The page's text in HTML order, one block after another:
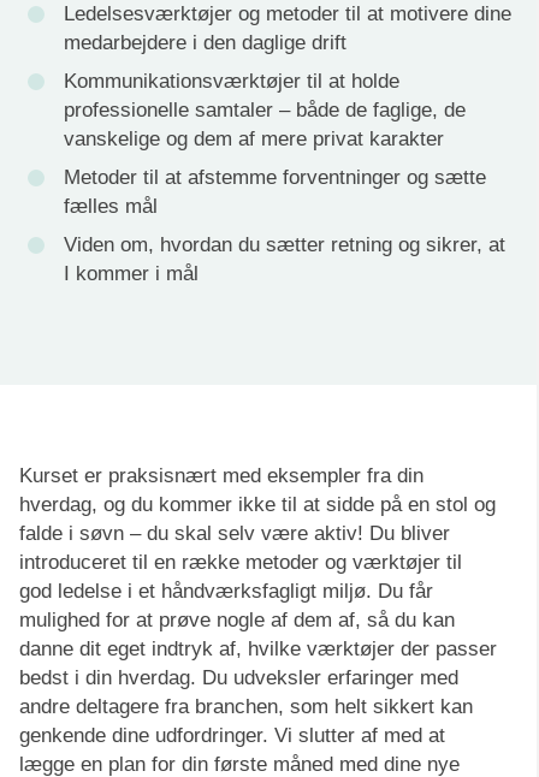
Ledelsesværktøjer og metoder til at motivere dine
medarbejdere i den daglige drift
Kommunikationsværktøjer til at holde
professionelle samtaler – både de faglige, de
vanskelige og dem af mere privat karakter
Metoder til at afstemme forventninger og sætte
fælles mål
Viden om, hvordan du sætter retning og sikrer, at
I kommer i mål
Kurset er praksisnært med eksempler fra din
hverdag, og du kommer ikke til at sidde på en stol og
falde i søvn – du skal selv være aktiv! Du bliver
introduceret til en række metoder og værktøjer til
god ledelse i et håndværksfagligt miljø. Du får
mulighed for at prøve nogle af dem af, så du kan
danne dit eget indtryk af, hvilke værktøjer der passer
bedst i din hverdag. Du udveksler erfaringer med
andre deltagere fra branchen, som helt sikkert kan
genkende dine udfordringer. Vi slutter af med at
lægge en plan for din første måned med dine nye